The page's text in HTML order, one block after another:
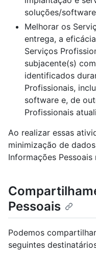
soluções/
Melhorar os
entrega, a
Serviços
subjacente(s)
identificados
Profissionais,
software e, de
Profissionais
Ao realizar essas
minimização de
Informações Pessoais
Pessoais
Podemos
seguintes